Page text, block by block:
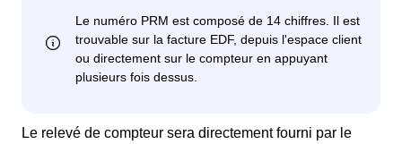
Le relevé de compteur sera directement fourni par le